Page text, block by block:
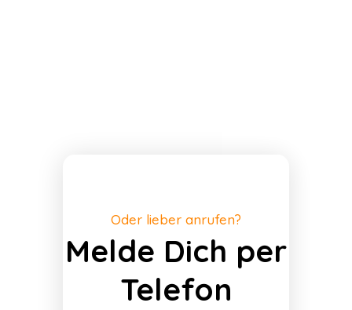
Oder lieber anrufen?
Melde Dich per
Telefon